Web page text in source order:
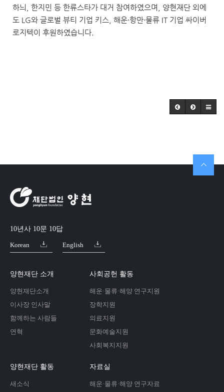
하늬, 한지민 등 한류스타가 대거 참여하였으며, 양현재단 외에
도 LG와 글로벌 뷰티 기업 키스, 해운·항만·물류 IT 기업 싸이버
로지텍이 후원하였습니다.
10년사 10문 10답
Korean English
양현재단 소개
양현재단소개
이사장 인사말
함께하는 사람들
연혁
사회공헌 활동
해운·물류·해양 연구지원
장학지원
의료지원
문화예술지원
사회복지지원
양현재단 활동
새소식
자료실
해운·물류·해양 연구자료